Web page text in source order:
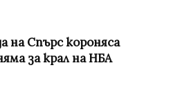
на Спърс короняса
за крал на НБА